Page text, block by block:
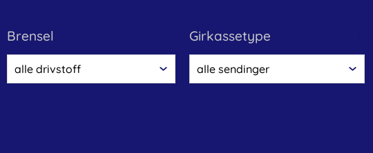
brensel girkassetype